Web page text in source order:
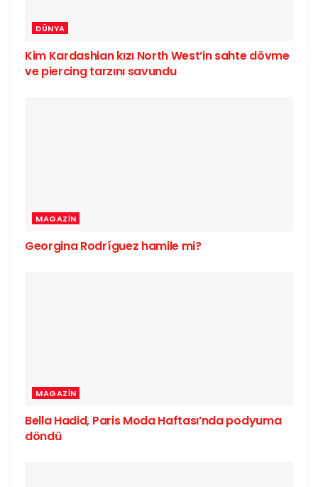
DÜNYA
Kim Kardashian kızı North West’in sahte dövme
ve piercing tarzını savundu
MAGAZIN
Georgina Rodríguez hamile mi?
MAGAZIN
Bella Hadid, Paris Moda Haftası’nda podyuma
döndü